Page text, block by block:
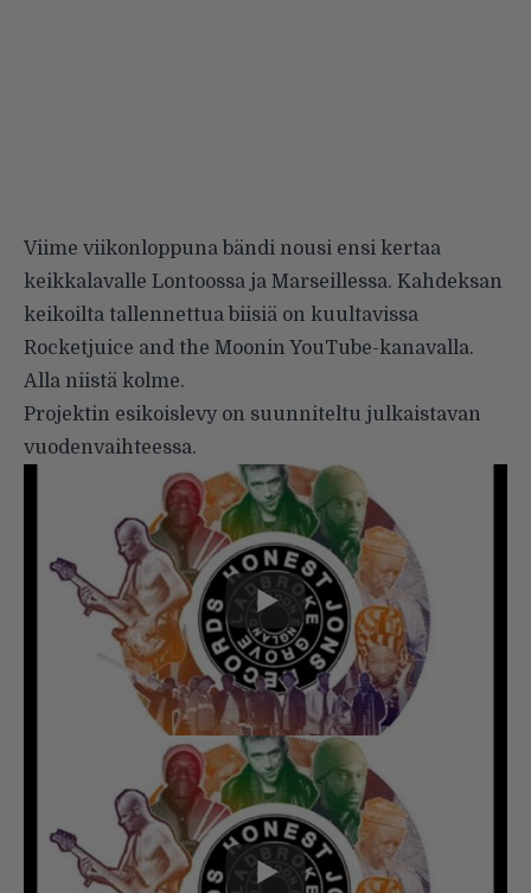
Viime viikonloppuna bändi nousi ensi kertaa
keikkalavalle Lontoossa ja Marseillessa. Kahdeksan
keikoilta tallennettua biisiä on kuultavissa
Rocketjuice and the Moonin YouTube-kanavalla.
Alla niistä kolme.
Projektin esikoislevy on suunniteltu julkaistavan
vuodenvaihteessa.